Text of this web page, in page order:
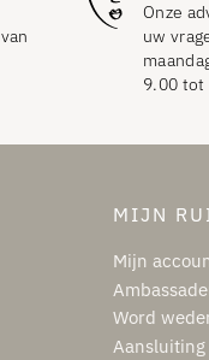
Onze
uw
9.00 tot
MIJN
Mijn
Word
Aansluiting